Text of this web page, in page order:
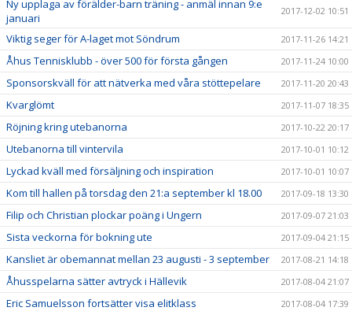
Ny upplaga av förälder-barn träning - anmäl innan 9:e
januari
2017-12-02 10:51
Viktig seger för A-laget mot Söndrum 2017-11-26 14:21
Åhus Tennisklubb - över 500 för första gången 2017-11-24 10:00
Sponsorskväll för att nätverka med våra stöttepelare 2017-11-20 20:43
Kvarglömt 2017-11-07 18:35
Röjning kring utebanorna 2017-10-22 20:17
Utebanorna till vintervila 2017-10-01 10:12
Lyckad kväll med försäljning och inspiration 2017-10-01 10:07
Kom till hallen på torsdag den 21:a september kl 18.00 2017-09-18 13:30
Filip och Christian plockar poäng i Ungern 2017-09-07 21:03
Sista veckorna för bokning ute 2017-09-04 21:15
Kansliet är obemannat mellan 23 augusti - 3 september 2017-08-21 14:18
Åhusspelarna sätter avtryck i Hällevik 2017-08-04 21:07
Eric Samuelsson fortsätter visa elitklass 2017-08-04 17:39